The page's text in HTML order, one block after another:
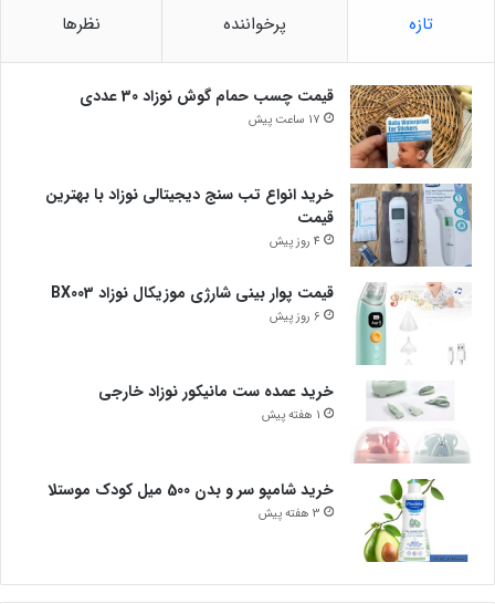
تازه پرخواننده نظرها
قیمت چسب حمام گوش نوزاد 30 عددی
17 ساعت پیش
خرید انواع تب سنج دیجیتالی نوزاد با بهترین
قیمت
4 روز پیش
قیمت پوار بینی شارژی موزیکال نوزاد BX003
6 روز پیش
خرید عمده ست مانیکور نوزاد خارجی
1 هفته پیش
خرید شامپو سر و بدن 500 میل کودک موستلا
3 هفته پیش